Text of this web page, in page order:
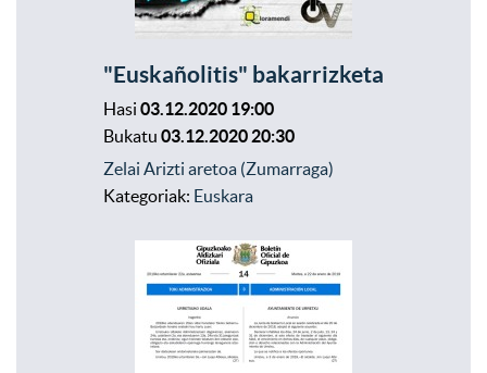
"Euskañolitis" bakarrizketa
Hasi 03.12.2020 19:00
Bukatu 03.12.2020 20:30
Zelai Arizti aretoa (Zumarraga)
Kategoriak: Euskara